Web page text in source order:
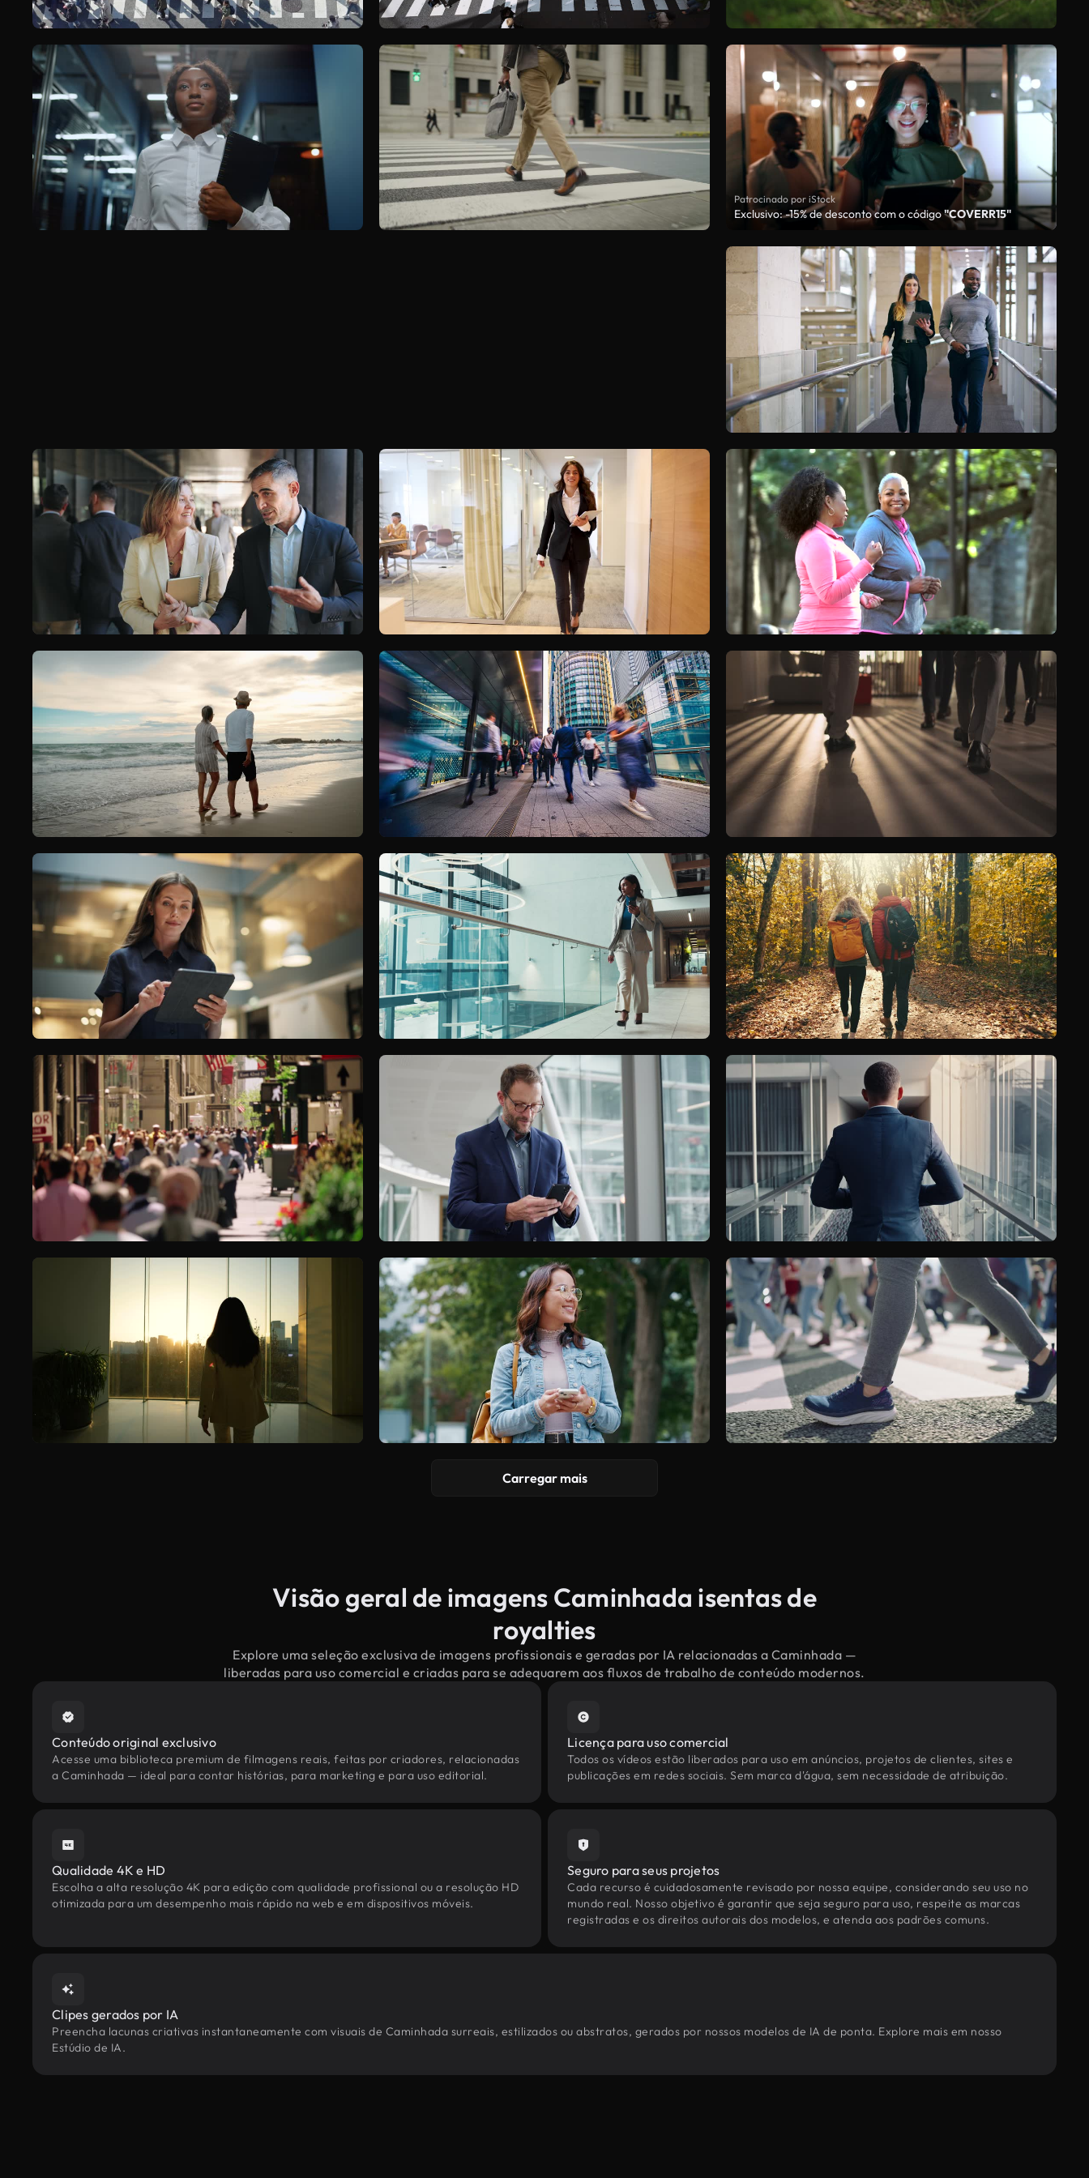
Patrocinado por iStock
Exclusivo: -15% de desconto com o código"COVERR15"
Carregar mais
Visão geral de imagens Caminhada isentas de
royalties
Explore uma seleção exclusiva de imagens profissionais e geradas por IA relacionadas a Caminhada —
liberadas para uso comercial e criadas para se adequarem aos fluxos de trabalho de conteúdo modernos.
Conteúdo original exclusivo
Acesse uma biblioteca premium de filmagens reais, feitas por criadores, relacionadas
a Caminhada — ideal para contar histórias, para marketing e para uso editorial.
Licença para uso comercial
Todos os vídeos estão liberados para uso em anúncios, projetos de clientes, sites e
publicações em redes sociais. Sem marca d'água, sem necessidade de atribuição.
Qualidade 4K e HD
Escolha a alta resolução 4K para edição com qualidade profissional ou a resolução HD
otimizada para um desempenho mais rápido na web e em dispositivos móveis.
Seguro para seus projetos
Cada recurso é cuidadosamente revisado por nossa equipe, considerando seu uso no
mundo real. Nosso objetivo é garantir que seja seguro para uso, respeite as marcas
registradas e os direitos autorais dos modelos, e atenda aos padrões comuns.
Clipes gerados por IA
Preencha lacunas criativas instantaneamente com visuais de Caminhada surreais, estilizados ou abstratos, gerados por nossos modelos de IA de ponta. Explore mais em nosso
Estúdio de IA.